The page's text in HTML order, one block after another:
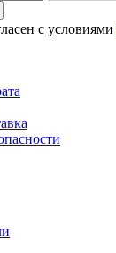
с условиями